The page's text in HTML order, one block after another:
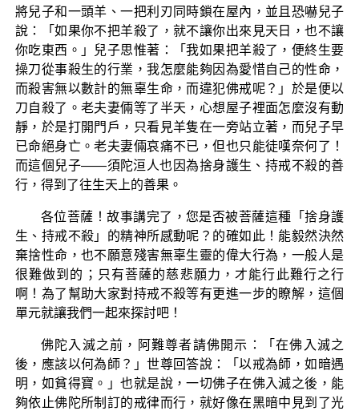
將兒子和一頭羊、一把利刃同時鎖在屋內，並且恐嚇兒子
說：「如果你不把羊殺了，就不讓你出來見天日，也不讓
你吃東西。」兒子思惟著：「我如果把羊殺了，便終生要
操刀從事殺生的行業，我怎麼能夠因為愛惜自己的性命，
而殺害無以數計的無辜生命，而違犯佛戒呢？」於是便以
刀自殺了。老夫妻倆等了半天，心想屋子裡面怎麼沒有動
靜，於是打開門戶，只看見羊隻在一旁站立著，而兒子早
已命絕身亡。老夫妻倆哀痛不已，但也只能徒嘆奈何了！
而這個兒子——須陀洹人也因為捨身護生、持戒不殺的善
行，得到了往生天上的善果。
各位菩薩！故事講完了，您是否被菩薩這種「捨身護
生、持戒不殺」的精神所感動呢？的確如此！能毅然決然
棄捨性命，也不願意殘害無辜生靈的偉大行為，一般人是
很難做到的；只有菩薩的慈悲願力，才能行此難行之行
啊！為了幫助大家對持戒不殺等有更進一步的瞭解，這個
單元就讓我們一起來探討吧！
佛陀入滅之前，阿難尊者請佛開示：「在佛入滅之
後，應該以何為師？」世尊回答說：「以戒為師，如暗遇
明，如貧得寶。」也就是說，一切佛子在佛入滅之後，能
夠依止佛陀所制訂的戒律而行，就好像在黑暗中見到了光